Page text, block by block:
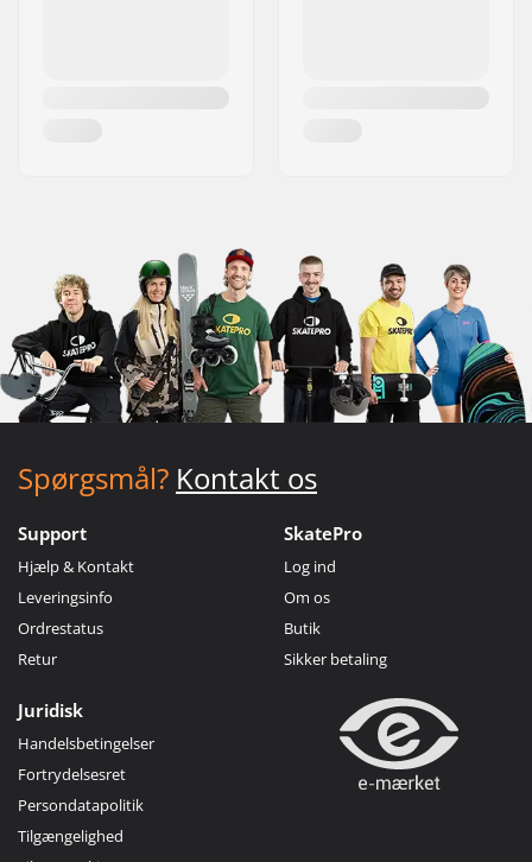
Spørgsmål? Kontakt os
Support
Hjælp & Kontakt
Leveringsinfo
Ordrestatus
Retur
SkatePro
Log ind
Om os
Butik
Sikker betaling
Juridisk
Handelsbetingelser
Fortrydelsesret
Persondatapolitik
Tilgængelighed